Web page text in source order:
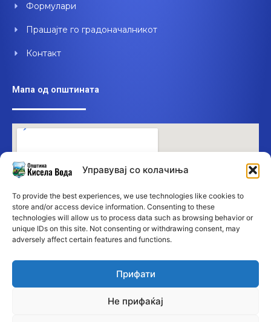
Управувај со колачиња
To provide the best experiences, we use technologies like cookies to
store and/or access device information. Consenting to these
technologies will allow us to process data such as browsing behavior or
unique IDs on this site. Not consenting or withdrawing consent, may
adversely affect certain features and functions.
Прифати
Не прифаќај
Формулари
Прашајте го градоначалникот
Контакт
Мапа од општината